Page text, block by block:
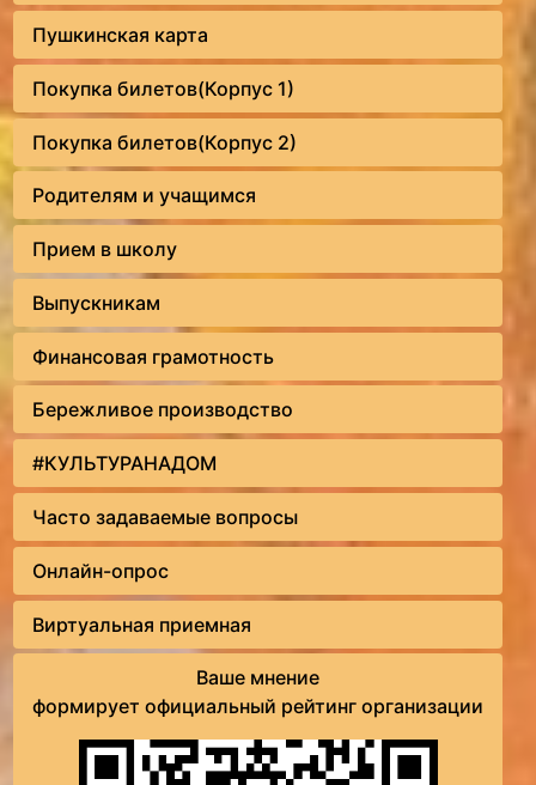
Пушкинская карта
Покупка билетов(Корпус 1)
Покупка билетов(Корпус 2)
Родителям и учащимся
Прием в школу
Выпускникам
Финансовая грамотность
Бережливое производство
#КУЛЬТУРАНАДОМ
Часто задаваемые вопросы
Онлайн-опрос
Виртуальная приемная
Ваше мнение
формирует официальный рейтинг организации